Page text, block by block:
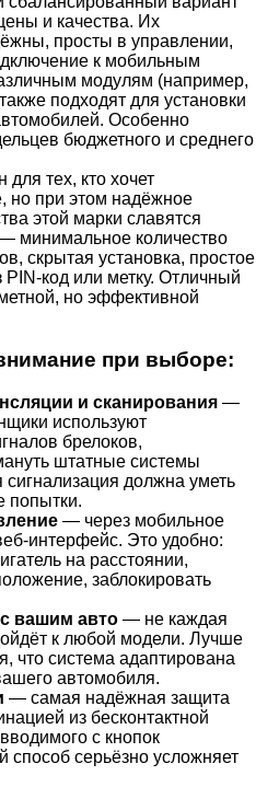
и качества. Их
просты в управлении,
к мобильным
модулям (например,
подходят для установки
Особенно
бюджетного и среднего
тех, кто хочет
но при этом надёжное
этой марки славятся
минимальное количество
скрытая установка, простое
код или метку. Отличный
но эффективной
при выборе:
и сканирования —
используют
брелоков,
штатные системы
должна уметь
попытки.
— через мобильное
интерфейс. Это удобно:
на расстоянии,
заблокировать
вашим авто — не каждая
к любой модели. Лучше
что система адаптирована
автомобиля.
— самая надёжная защита
из бесконтактной
с кнопок
способ серьёзно усложняет